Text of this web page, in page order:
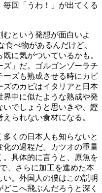
回「うわ！」が出てくる
という発想が面白いよ
べ物があるんだけど、
に気がついているかも。
」だ。ゴルゴンゾーラチ
ーズも熟成させる時にカビ
ズのカビはイタリアと日本
中に似たような熟成や発
でしょうと思いきや、鰹
られない食材になる。
くの日本人も知らないと
化の過程だ。カツオの重量
具体的に言うと、原魚を
、さらに加工を進めた本
。外国人の僕はこの説明
こへ飛ぶんだろうと深く